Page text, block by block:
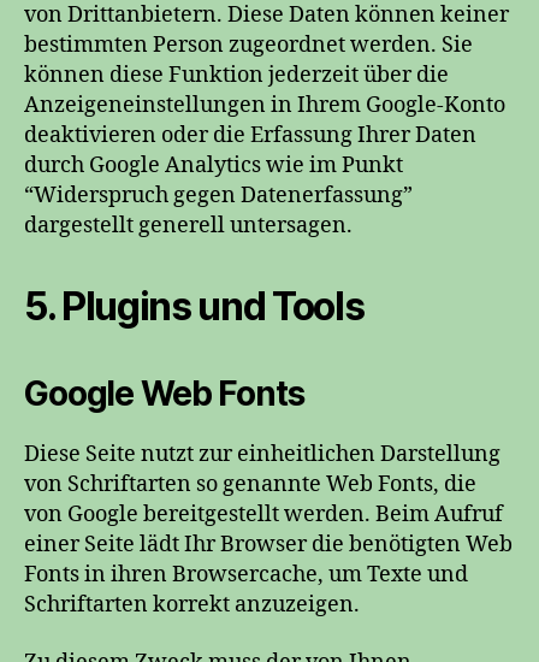
von Drittanbietern. Diese Daten können keiner
bestimmten Person zugeordnet werden. Sie
können diese Funktion jederzeit über die
Anzeigeneinstellungen in Ihrem Google-Konto
deaktivieren oder die Erfassung Ihrer Daten
durch Google Analytics wie im Punkt
“Widerspruch gegen Datenerfassung”
dargestellt generell untersagen.
5. Plugins und Tools
Google Web Fonts
Diese Seite nutzt zur einheitlichen Darstellung
von Schriftarten so genannte Web Fonts, die
von Google bereitgestellt werden. Beim Aufruf
einer Seite lädt Ihr Browser die benötigten Web
Fonts in ihren Browsercache, um Texte und
Schriftarten korrekt anzuzeigen.